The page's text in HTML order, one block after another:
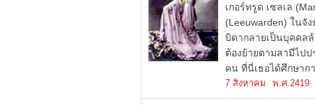
เกอร์ทรูด เซลเล
(Leeuwarden) ในจั
บิดากลายเป็นบุคคล
ต้องย้ายตามสามีไป
คน ที่นี่เธอได้ศึกษากา
7 สิงหาคม พ.ศ.2419